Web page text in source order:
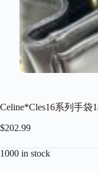
Celine*Cles16系列手袋
$202.99
1000 in stock